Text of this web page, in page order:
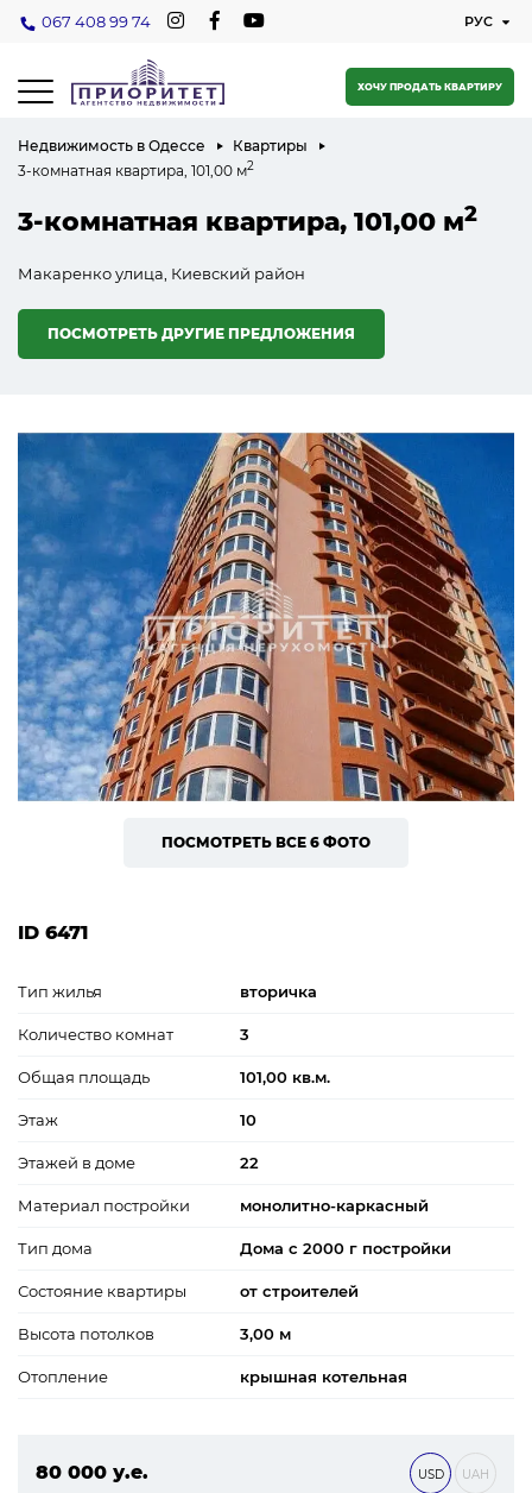
067 408 99 74
ХОЧУ ПРОДАТЬ КВАРТИРУ
Недвижимость в Одессе
Квартиры
3-комнатная квартира, 101,00 м2
3-комнатная квартира, 101,00 м2
Макаренко улица, Киевский район
ПОСМОТРЕТЬ ДРУГИЕ ПРЕДЛОЖЕНИЯ
ПОСМОТРЕТЬ ВСЕ 6 ФОТО
ID 6471
Тип жилья вторичка
Количество комнат 3
Общая площадь 101,00 кв.м.
Этаж 10
Этажей в доме 22
Материал постройки монолитно-каркасный
Тип дома Дома с 2000 г постройки
Состояние квартиры от строителей
Высота потолков 3,00 м
Отопление крышная котельная
80 000 у.е.
USD UAH